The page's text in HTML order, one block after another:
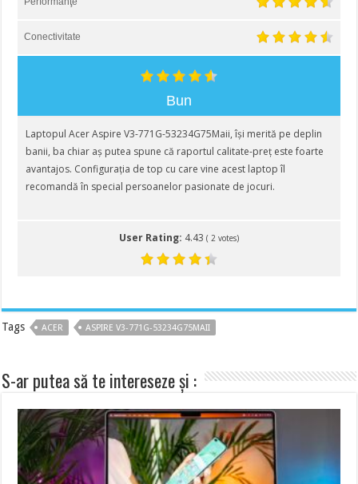
Conectivitate
Bun
Laptopul Acer Aspire V3-771G-53234G75Maii, își merită pe deplin
banii, ba chiar aș putea spune că raportul calitate-preț este foarte
avantajos. Configurația de top cu care vine acest laptop îl
recomandă în special persoanelor pasionate de jocuri.
User Rating: 4.43 ( 2votes)
Tags ACER ASPIRE V3-771G-53234G75MAII
S-ar putea să te intereseze și :